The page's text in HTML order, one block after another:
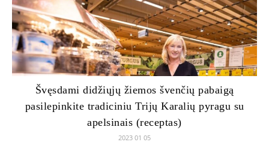
Švęsdami didžiųjų žiemos švenčių pabaigą
pasilepinkite tradiciniu Trijų Karalių pyragu su
apelsinais (receptas)
2023 01 05